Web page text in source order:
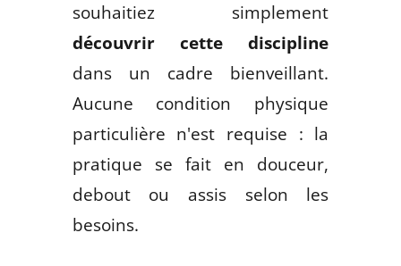
souhaitiez simplement
découvrir cette discipline
dans un cadre bienveillant.
Aucune condition physique
particulière n'est requise : la
pratique se fait en douceur,
debout ou assis selon les
besoins.